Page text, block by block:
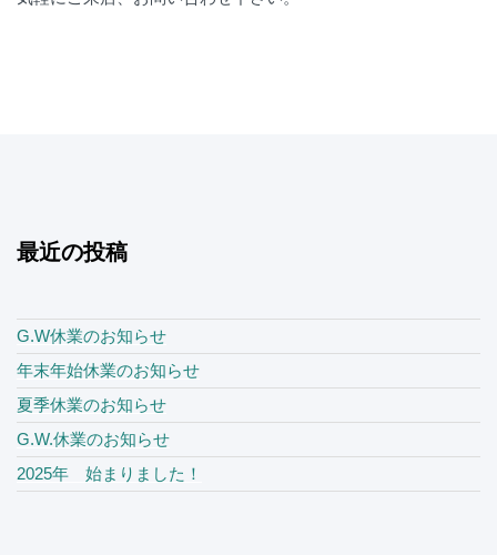
最近の投稿
G.W休業のお知らせ
年末年始休業のお知らせ
夏季休業のお知らせ
G.W.休業のお知らせ
2025年 始まりました！